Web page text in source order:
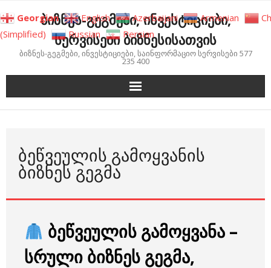
to
content
ბიზნეს-გეგმები, ინვესტიციები,
სერვისები ბიზნესისათვის
ბიზნეს-გეგმები, ინვესტიციები, საინფორმაციო სერვისები 577
235 400
ᲑᲔᲬᲕᲔᲣᲚᲘᲡ ᲒᲐᲛᲝᲧᲕᲐᲜᲘᲡ
ᲑᲘᲖᲜᲔᲡ ᲒᲔᲒᲛᲐ
ბეწვეულის გამოყვანა –
სრული ბიზნეს გეგმა,
Georgian English Azerbaijani Armenian
(Simplified)
Russian Persian